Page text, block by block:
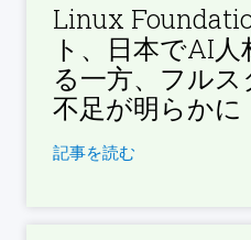
Linux
ト、日本でAI
る一方、フル
不足が明らかに
記事を読む